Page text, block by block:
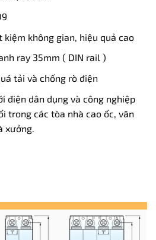
không gian, hiệu quả cao
ray 35mm ( DIN rail )
tải và chống rò điện
điện dân dụng và công nghiệp
trong các tòa nhà cao ốc, văn
xưởng.